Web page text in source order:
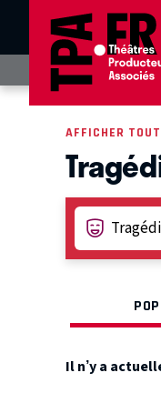
AFFICHER TOUT
Il n’y a